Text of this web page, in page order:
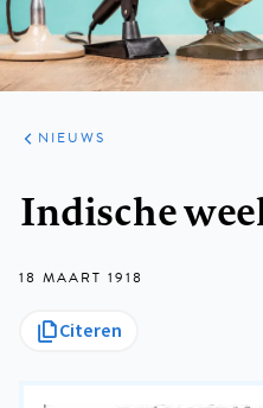
ARTIKELEN
HET
KORT
NIEUWS
Indische
18 MAART 1918
Citeren